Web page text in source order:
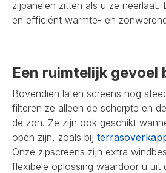
zijpanelen zitten als u ze neerlaat.
en efficiënt warmte- en
Een ruimtelijk gevoel
Bovendien laten screens nog
filteren ze alleen de scherpte en
de zon. Ze zijn ook geschikt
open zijn, zoals bij
Onze zipscreens zijn extra
flexibele oplossing waardoor u uit